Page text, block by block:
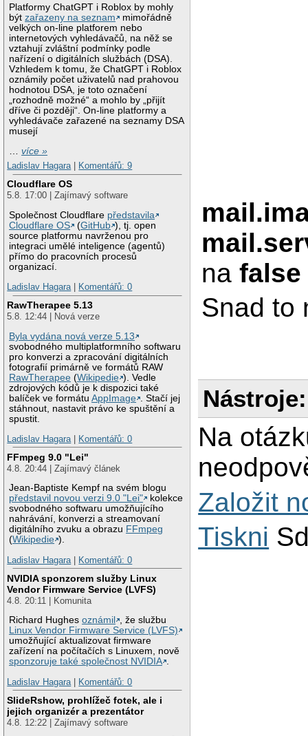
Platformy ChatGPT i Roblox by mohly
býtzařazeny na seznam
mimořádně
velkých on-line platforem nebo
internetových vyhledávačů, na něž se
vztahují zvláštní podmínky podle
nařízení o digitálních službách (DSA).
Vzhledem k tomu, že ChatGPT i Roblox
oznámily počet uživatelů nad prahovou
hodnotou DSA, je toto označení
„rozhodně možné“ a mohlo by „přijít
dříve či později“. On-line platformy a
vyhledávače zařazené na seznamy DSA
musejí
…více »
Ladislav Hagara| Komentářů: 9
Cloudflare OS
5.8. 17:00 | Zajímavý software
Společnost Cloudflare představila
Cloudflare OS
(GitHub ), tj. open
source platformu navrženou pro
integraci umělé inteligence (agentů)
přímo do pracovních procesů
organizací.
Ladislav Hagara| Komentářů: 0
RawTherapee 5.13
5.8. 12:44 | Nová verze
Byla vydána nová verze 5.13
svobodného multiplatformního softwaru
pro konverzi a zpracování digitálních
fotografií primárně ve formátů RAW
RawTherapee (Wikipedie ). Vedle
zdrojových kódů je k dispozici také
balíček ve formátuAppImage
. Stačí jej
stáhnout, nastavit právo ke spuštění a
spustit.
Ladislav Hagara| Komentářů: 0
FFmpeg 9.0 "Lei"
4.8. 20:44 | Zajímavý článek
Jean-Baptiste Kempf na svém blogu
představil novou verzi 9.0 "Lei"
kolekce
svobodného softwaru umožňujícího
nahrávání, konverzi a streamovaní
digitálního zvuku a obrazu FFmpeg
(Wikipedie ).
Ladislav Hagara| Komentářů: 0
NVIDIA sponzorem služby Linux
Vendor Firmware Service (LVFS)
4.8. 20:11 | Komunita
Richard Hughesoznámil
, že službu
Linux Vendor Firmware Service (LVFS)
umožňující aktualizovat firmware
zařízení na počítačích s Linuxem, nově
sponzoruje také společnost NVIDIA .
Ladislav Hagara| Komentářů: 0
SlideRshow, prohlížeč fotek, ale i
jejich organizér a prezentátor
4.8. 12:22 | Zajímavý software
nafalse
Snad to
Nástroje:
Na
Založit
Tiskni